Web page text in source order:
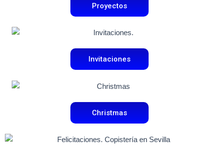
Proyectos
Invitaciones
Christmas